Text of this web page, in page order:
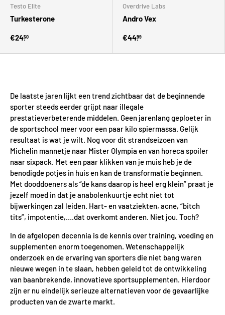
Testo Elite
Turkesterone
€24.50
Overdrive Labs
Andro Vex
€44.99
De laatste jaren lijkt een trend zichtbaar dat de beginnende
sporter steeds eerder grijpt naar illegale
prestatieverbeterende middelen. Geen jarenlang geploeter in
de sportschool meer voor een paar kilo spiermassa. Gelijk
resultaat is wat je wilt. Nog voor dit strandseizoen van
Michelin mannetje naar Mister Olympia en van horeca spoiler
naar sixpack. Met een paar klikken van je muis heb je de
benodigde potjes in huis en kan de transformatie beginnen.
Met dooddoeners als “de kans daarop is heel erg klein” praat je
jezelf moed in dat je anabolenkuurtje echt niet tot
bijwerkingen zal leiden. Hart- en vaatziekten, acne, “bitch
tits”, impotentie,….dat overkomt anderen. Niet jou. Toch?
In de afgelopen decennia is de kennis over training, voeding en
supplementen enorm toegenomen. Wetenschappelijk
onderzoek en de ervaring van sporters die niet bang waren
nieuwe wegen in te slaan, hebben geleid tot de ontwikkeling
van baanbrekende, innovatieve sportsupplementen. Hierdoor
zijn er nu eindelijk serieuze alternatieven voor de gevaarlijke
producten van de zwarte markt.